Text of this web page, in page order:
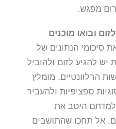
מפגש.
ובואו מוכנים
סיכומי הנתונים של
להגיע לזום ולהוביל
הרלוונטיים, מומלץ
ספציפיות ולהעביר
היטב את
אל תחכו שהתושבים